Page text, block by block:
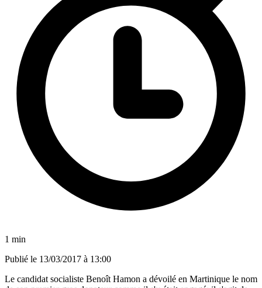
1 min
Publié le 13/03/2017 à 13:00
Le candidat socialiste Benoît Hamon a dévoilé en Martinique le nom